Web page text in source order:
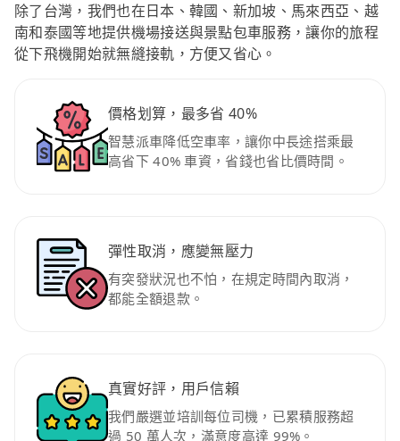
除了台灣，我們也在日本、韓國、新加坡、馬來西亞、越
南和泰國等地提供機場接送與景點包車服務，讓你的旅程
從下飛機開始就無縫接軌，方便又省心。
價格划算，最多省 40%
智慧派車降低空車率，讓你中長途搭乘最
高省下 40% 車資，省錢也省比價時間。
彈性取消，應變無壓力
有突發狀況也不怕，在規定時間內取消，
都能全額退款。
真實好評，用戶信賴
我們嚴選並培訓每位司機，已累積服務超
過 50 萬人次，滿意度高達 99%。